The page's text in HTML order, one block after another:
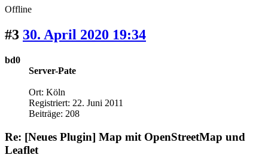
Offline
#3 30. April 2020 19:34
bd0
Server-Pate
Ort: Köln
Registriert: 22. Juni 2011
Beiträge: 208
Re: [Neues Plugin] Map mit OpenStreetMap und
Leaflet